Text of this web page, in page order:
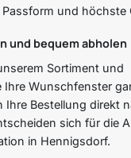
und höchste
und bequem abholen
Sortiment und
Ihre Wunschfenster
Ihre Bestellung direkt
sich für die
in Hennigsdorf.